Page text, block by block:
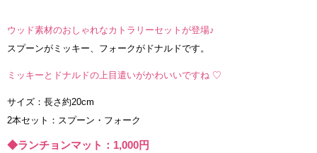
ウッド素材のおしゃれなカトラリーセットが登場♪
スプーンがミッキー、フォークがドナルドです。
ミッキーとドナルドの上目遣いがかわいいですね ♡
サイズ：長さ約20cm
2本セット：スプーン・フォーク
◆ランチョンマット：1,000円